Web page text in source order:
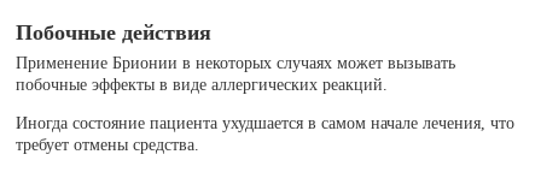
Побочные действия
Применение Брионии в некоторых случаях может вызывать
побочные эффекты в виде аллергических реакций.
Иногда состояние пациента ухудшается в самом начале лечения, что
требует отмены средства.